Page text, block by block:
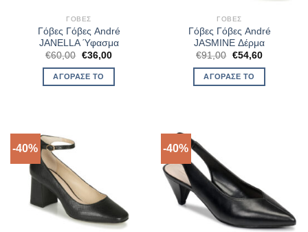
ΓΌΒΕΣ
Γόβες Γόβες André
JANELLA Ύφασμα
€60,00 Original
was:
€60,00.
€36,00Η
ΑΓΌΡΑΣΈ ΤΟ
ΓΌΒΕΣ
Γόβες Γόβες André
JASMINE Δέρμα
€91,00 Original
was:
€91,00.
€54,60Η
ΑΓΌΡΑΣΈ ΤΟ
-40% -40%